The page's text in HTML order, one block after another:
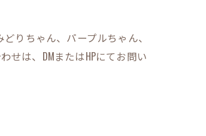
りちゃん、パープルちゃん、
せは、DMまたはHPにてお問い